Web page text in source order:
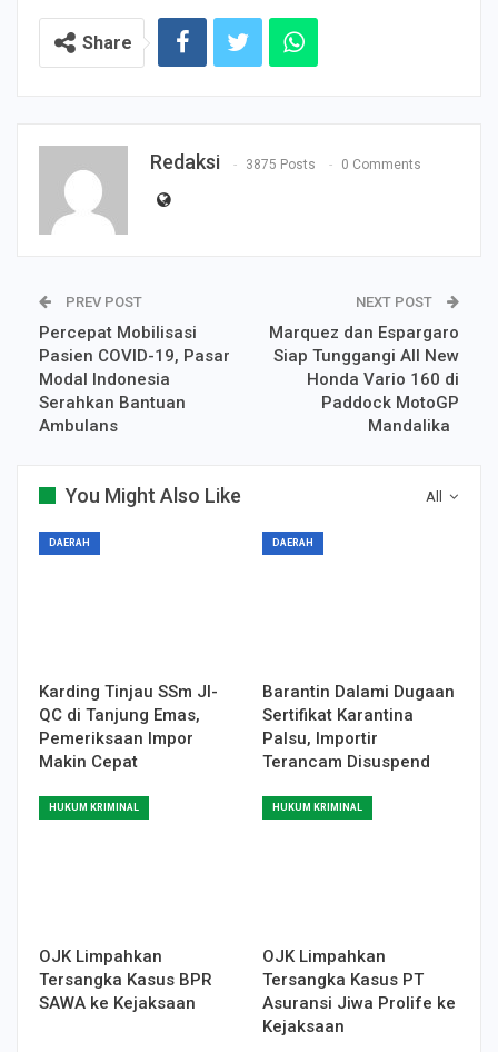
Share
Redaksi 3875 Posts 0 Comments
PREV POST
Percepat Mobilisasi
Pasien COVID-19, Pasar
Modal Indonesia
Serahkan Bantuan
Ambulans
NEXT POST
Marquez dan Espargaro
Siap Tunggangi All New
Honda Vario 160 di
Paddock MotoGP
Mandalika
All
You Might Also Like
DAERAH
Karding Tinjau SSm JI-
QC di Tanjung Emas,
Pemeriksaan Impor
Makin Cepat
DAERAH
Barantin Dalami Dugaan
Sertifikat Karantina
Palsu, Importir
Terancam Disuspend
HUKUM KRIMINAL
OJK Limpahkan
Tersangka Kasus BPR
SAWA ke Kejaksaan
HUKUM KRIMINAL
OJK Limpahkan
Tersangka Kasus PT
Asuransi Jiwa Prolife ke
Kejaksaan